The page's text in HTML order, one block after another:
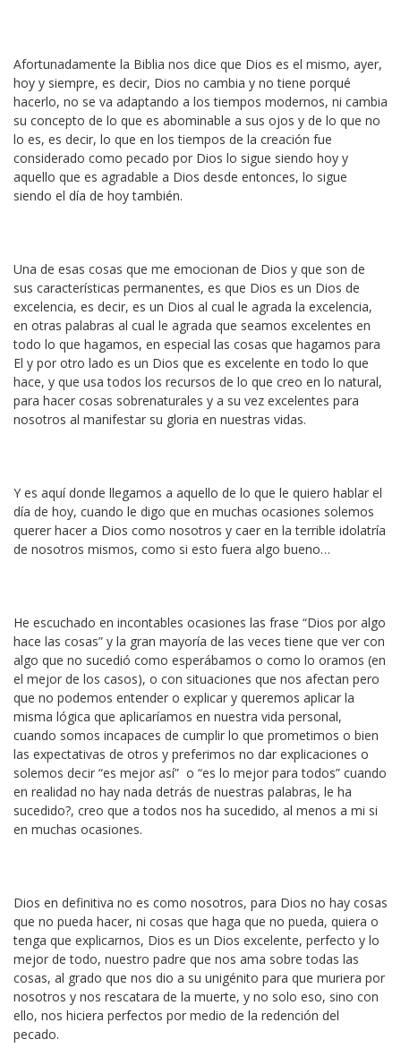
Afortunadamente la Biblia nos dice que Dios es el mismo, ayer,
hoy y siempre, es decir, Dios no cambia y no tiene porqué
hacerlo, no se va adaptando a los tiempos modernos, ni cambia
su concepto de lo que es abominable a sus ojos y de lo que no
lo es, es decir, lo que en los tiempos de la creación fue
considerado como pecado por Dios lo sigue siendo hoy y
aquello que es agradable a Dios desde entonces, lo sigue
siendo el día de hoy también.
Una de esas cosas que me emocionan de Dios y que son de
sus características permanentes, es que Dios es un Dios de
excelencia, es decir, es un Dios al cual le agrada la excelencia,
en otras palabras al cual le agrada que seamos excelentes en
todo lo que hagamos, en especial las cosas que hagamos para
El y por otro lado es un Dios que es excelente en todo lo que
hace, y que usa todos los recursos de lo que creo en lo natural,
para hacer cosas sobrenaturales y a su vez excelentes para
nosotros al manifestar su gloria en nuestras vidas.
Y es aquí donde llegamos a aquello de lo que le quiero hablar el
día de hoy, cuando le digo que en muchas ocasiones solemos
querer hacer a Dios como nosotros y caer en la terrible idolatría
de nosotros mismos, como si esto fuera algo bueno…
He escuchado en incontables ocasiones las frase “Dios por algo
hace las cosas” y la gran mayoría de las veces tiene que ver con
algo que no sucedió como esperábamos o como lo oramos (en
el mejor de los casos), o con situaciones que nos afectan pero
que no podemos entender o explicar y queremos aplicar la
misma lógica que aplicaríamos en nuestra vida personal,
cuando somos incapaces de cumplir lo que prometimos o bien
las expectativas de otros y preferimos no dar explicaciones o
solemos decir “es mejor así” o “es lo mejor para todos” cuando
en realidad no hay nada detrás de nuestras palabras, le ha
sucedido?, creo que a todos nos ha sucedido, al menos a mi si
en muchas ocasiones.
Dios en definitiva no es como nosotros, para Dios no hay cosas
que no pueda hacer, ni cosas que haga que no pueda, quiera o
tenga que explicarnos, Dios es un Dios excelente, perfecto y lo
mejor de todo, nuestro padre que nos ama sobre todas las
cosas, al grado que nos dio a su unigénito para que muriera por
nosotros y nos rescatara de la muerte, y no solo eso, sino con
ello, nos hiciera perfectos por medio de la redención del
pecado.